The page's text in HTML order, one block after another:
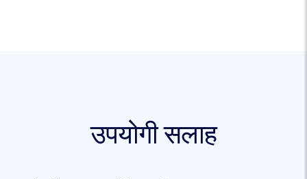
उपयोगी सलाह